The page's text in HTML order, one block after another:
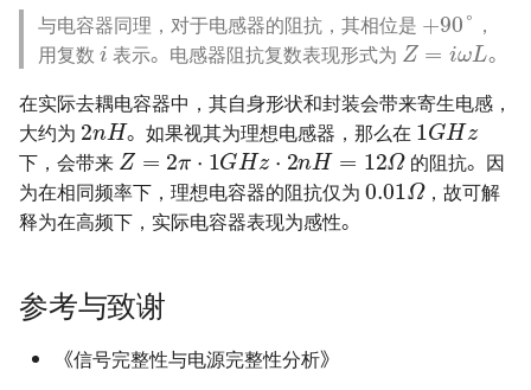
与电容器同理，对于电感器的阻抗，其相位是
，
用复数
i
表示。电感器阻抗复数表现形式为
Z=iωL
。
在实际去耦电容器中，其自身形状和封装会带来寄生电感，
大约为
2nH
。如果视其为理想电感器，那么在
1GHz
下，会带来
Z =2π⋅1GHz⋅2nH=12Ω
的阻抗。因
为在相同频率下，理想电容器的阻抗仅为
0.01Ω
，故可解
释为在高频下，实际电容器表现为感性。
参考与致谢
《信号完整性与电源完整性分析》